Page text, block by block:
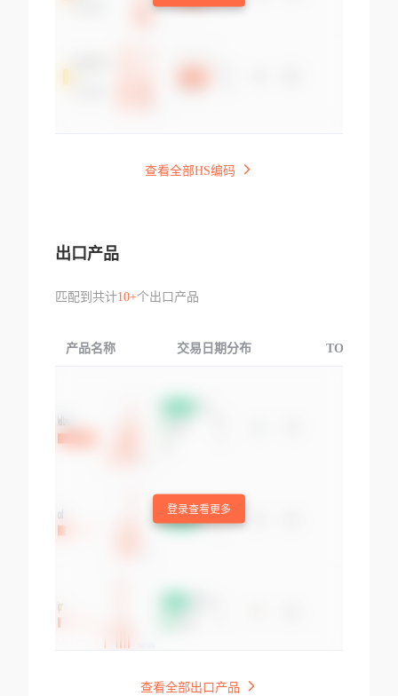
查看全部HS编码
出口产品
匹配到共计10+个出口产品
产品名称 交易日期分布 TOP3交易国
登录查看更多
查看全部出口产品